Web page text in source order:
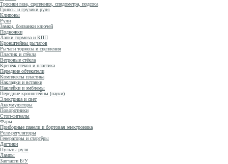
Тросики газа, сцепления, спидометра, подсоса
Грипсы и грузики руля
Клипоны
Рули
Замки, болванки ключей
Подножки
Лапки тормоза и КПП
Кронштейны рычагов
Рычаги тормоза и сцепления
Пластик и стёкла
Ветровые стёкла
Крепёж стёкол и пластика
Передние обтекатели
Комплекты пластика
Накладки и вставки
Наклейки и эмблемы
Передние кронштейны (пауки)
Электрика и свет
Аккумуляторы
Поворотники
Стоп-сигналы
Фары
Приборные панели и бортовая электроника
Реле-регуляторы
Генераторы и стартёры
Датчики
Пульты руля
Лампы
Запчасти Б/У